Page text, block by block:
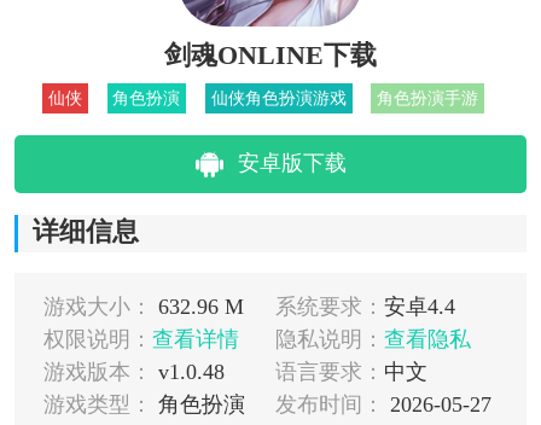
剑魂ONLINE下载
仙侠 角色扮演 仙侠角色扮演游戏 角色扮演手游
安卓版下载
详细信息
游戏大小： 632.96 M 系统要求： 安卓4.4
权限说明： 查看详情 隐私说明： 查看隐私
游戏版本：
v1.0.48 语言要求： 中文
游戏类型：
角色扮演 发布时间：
2026-05-27